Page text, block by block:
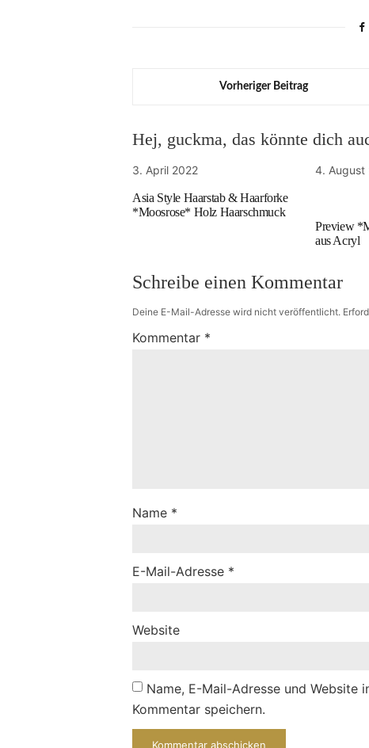
Vorheriger Beitrag
Hej, guckma, das könnte dich
3. April 2022
Asia Style Haarstab & Haarforke
*Moosrose* Holz Haarschmuck
4. August
Preview
aus Acryl
Schreibe einen Kommentar
Deine E-Mail-Adresse wird nicht veröffentlicht.
Kommentar *
Name *
E-Mail-Adresse *
Website
Name, E-Mail-Adresse und Website
Kommentar speichern.